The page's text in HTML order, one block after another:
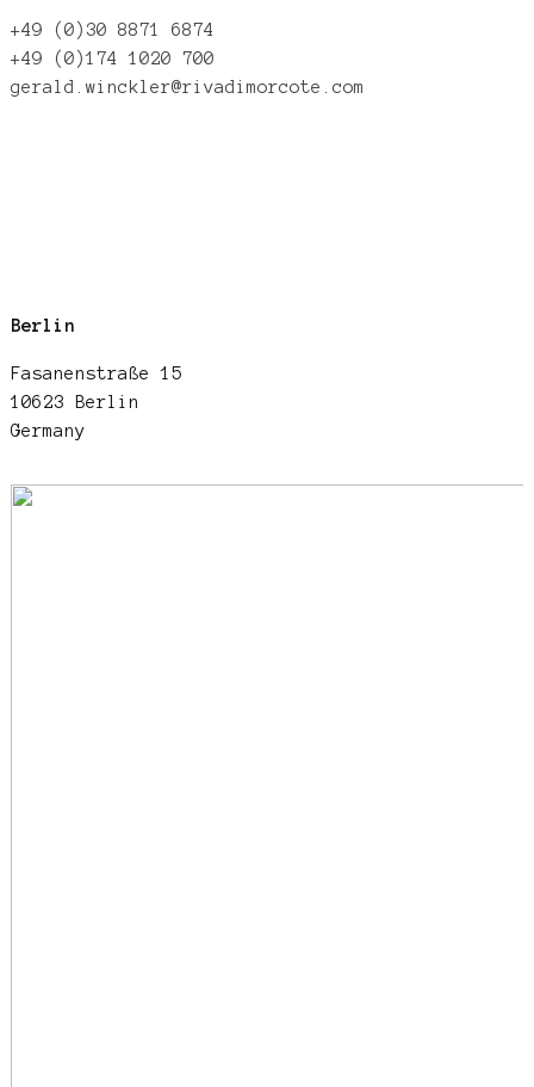
+49 (0)30 8871 6874
+49 (0)174 1020 700
gerald.winckler@rivadimorcote.com
Berlin
Fasanenstraße 15
10623 Berlin
Germany